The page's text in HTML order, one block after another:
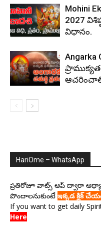
Mohini
2027
విధానం.
Angarka
HariOme – WhatsApp
ప్రతిరోజూ వాట్స్ ఆప్ ద్వారా
పొందాలనుకుంటే ఇక్కడ క్లిక్
If you want to get daily
Here